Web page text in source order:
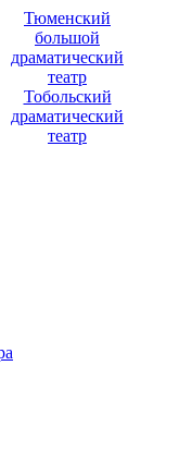
Тюменский
большой
драматический
театр
Тобольский
драматический
театр